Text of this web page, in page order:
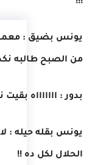
يونس بضيق :
من الصبح طالبه
بدور : اااااااه
يونس بقله حيله : لا
الحلال لكل ده !!